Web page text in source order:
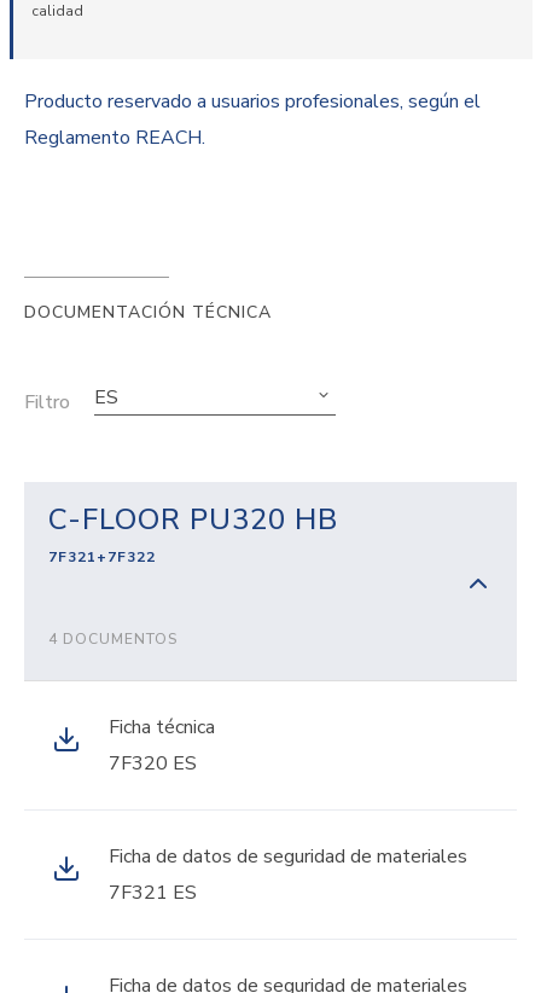
calidad
Producto reservado a usuarios profesionales, según el
Reglamento REACH.
DOCUMENTACIÓN TÉCNICA
Filtro ES
C-FLOOR PU320 HB
7F321+7F322
4 DOCUMENTOS
Ficha técnica
7F320 ES
Ficha de datos de seguridad de materiales
7F321 ES
Ficha de datos de seguridad de materiales